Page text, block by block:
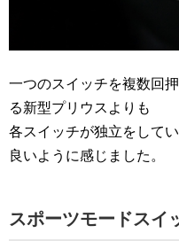
一つのスイッチを複数回
る新型プリウスよりも
各スイッチが独立をして
良いように感じました。
スポーツモードスイ